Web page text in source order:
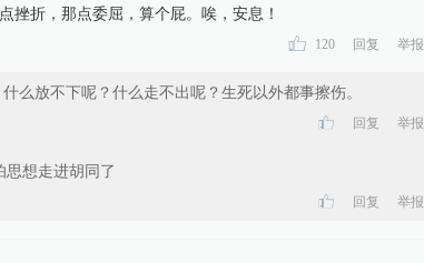
挫折，那点委屈，算个屁。唉，安息！
120 回复 举报
么放不下呢？什么走不出呢？生死以外都事擦伤。
回复 举报
思想走进胡同了
回复 举报